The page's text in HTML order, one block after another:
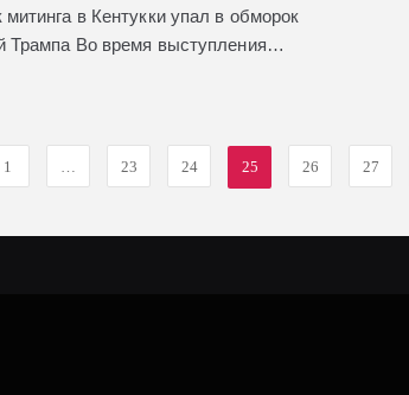
митинга в Кентукки упал в обморок
Трампа Во время выступления…
1 … 23 24 25 26 27